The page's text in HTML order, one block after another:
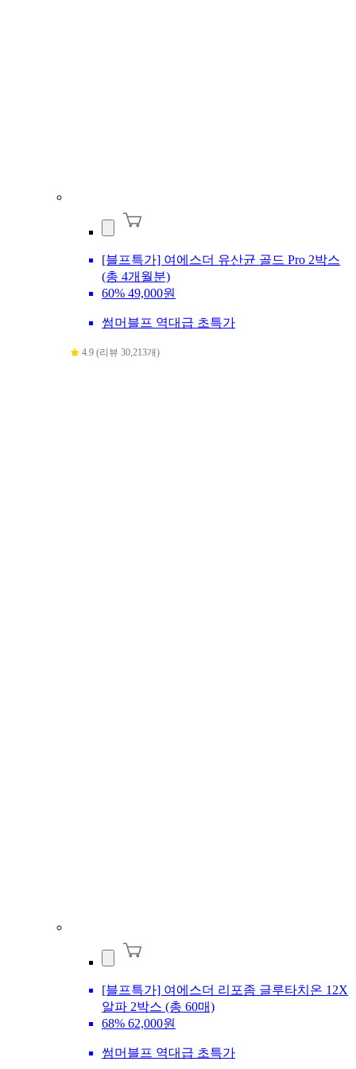
[블프특가] 여에스더 유산균 골드 Pro 2박스
(총 4개월분)
60% 49,000원
썸머블프 역대급 초특가
4.9 (리뷰 30,213개)
[블프특가] 여에스더 리포좀 글루타치온 12X
알파 2박스 (총 60매)
68% 62,000원
썸머블프 역대급 초특가